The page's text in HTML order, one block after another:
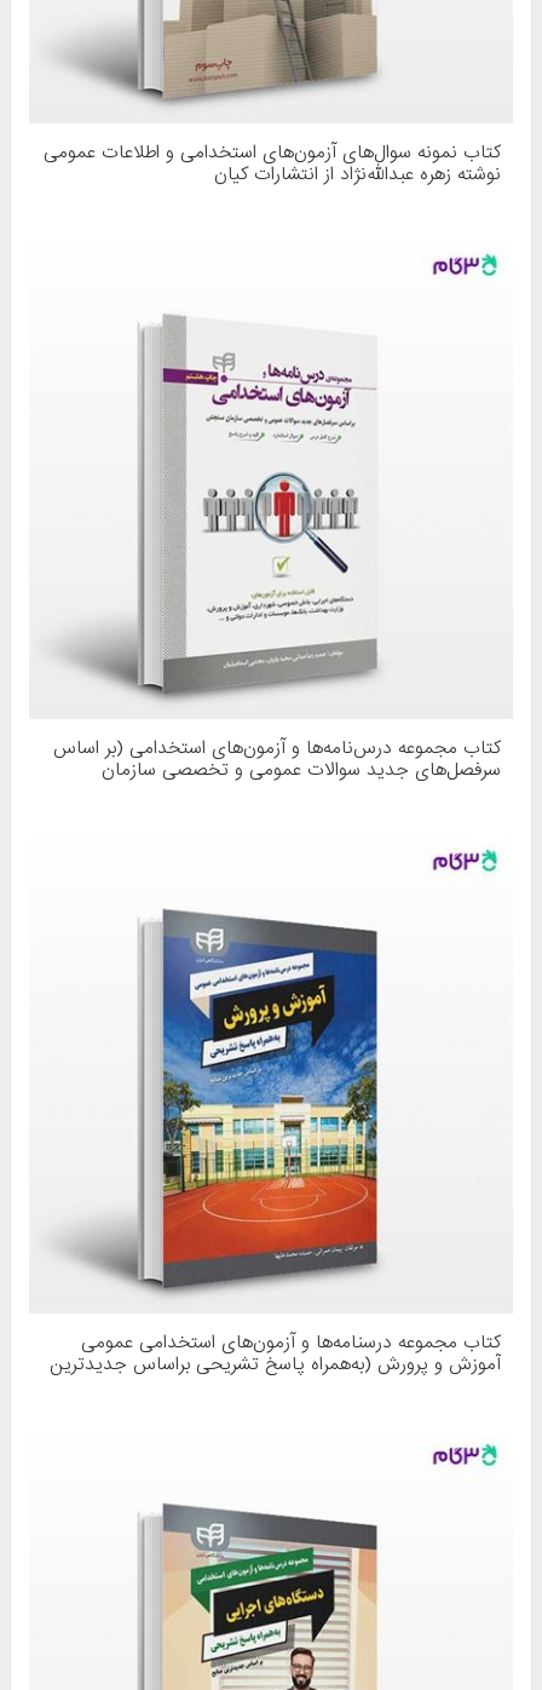
کتاب نمونه سوال‌های آزمون‌های استخدامی و اطلاعات عمومی
نوشته زهره عبدالله‌نژاد از انتشارات کیان
کتاب مجموعه درس‌نامه‌ها و آزمون‌های استخدامی (بر اساس
سرفصل‌های جدید سوالات عمومی و تخصصی سازمان
کتاب مجموعه درسنامه‌ها و آزمون‌های استخدامی عمومی
آموزش و پرورش (به‌همراه پاسخ تشریحی براساس جدیدترین